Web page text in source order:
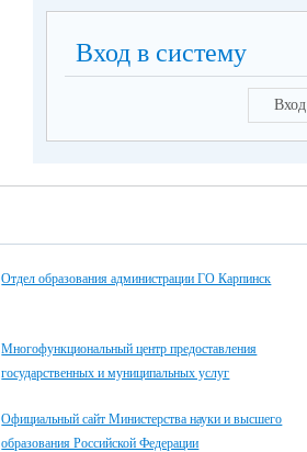
Вход в систему
Вход
Отдел образования администрации ГО Карпинск
Многофункциональный центр предоставления
государственных и муниципальных услуг
Официальный сайт Министерства науки и высшего
образования Российской Федерации